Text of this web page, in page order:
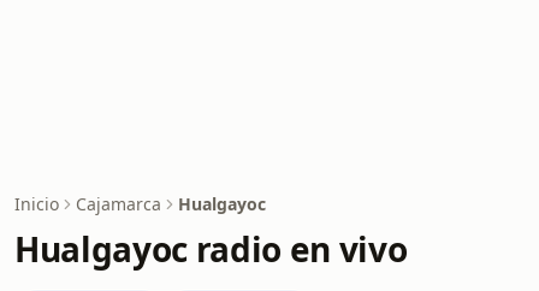
Inicio Cajamarca Hualgayoc
Hualgayoc radio en vivo